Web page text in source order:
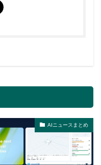
AIニュースまとめ